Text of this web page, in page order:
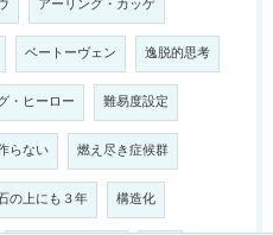
アーリング・カッゲ
ベートーヴェン 逸脱的思考
・ヒーロー 難易度設定
らない 燃え尽き症候群
の上にも３年 構造化